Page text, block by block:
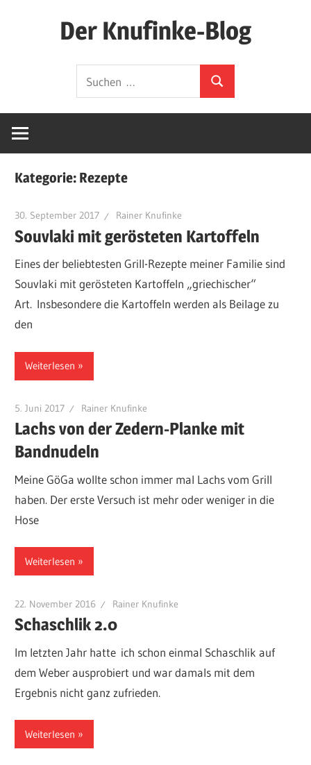
Der Knufinke-Blog
IT
nach:
Suchen
Kategorie: Rezepte
30. September 2017 Rainer Knufinke
Souvlaki mit gerösteten Kartoffeln
Eines der beliebtesten Grill-Rezepte meiner Familie sind
Souvlaki mit gerösteten Kartoffeln „griechischer“
Art. Insbesondere die Kartoffeln werden als Beilage zu
den
Weiterlesen
5. Juni 2017 Rainer Knufinke
Lachs von der Zedern-Planke mit
Bandnudeln
Meine GöGa wollte schon immer mal Lachs vom Grill
haben. Der erste Versuch ist mehr oder weniger in die
Hose
Weiterlesen
22. November 2016 Rainer Knufinke
Schaschlik 2.0
Im letzten Jahr hatte ich schon einmal Schaschlik auf
dem Weber ausprobiert und war damals mit dem
Ergebnis nicht ganz zufrieden.
Weiterlesen